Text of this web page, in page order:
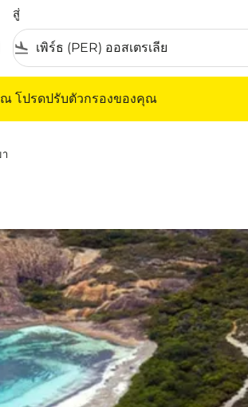
สู่
flight_land
โปรดปรับตัวกรองของคุณ